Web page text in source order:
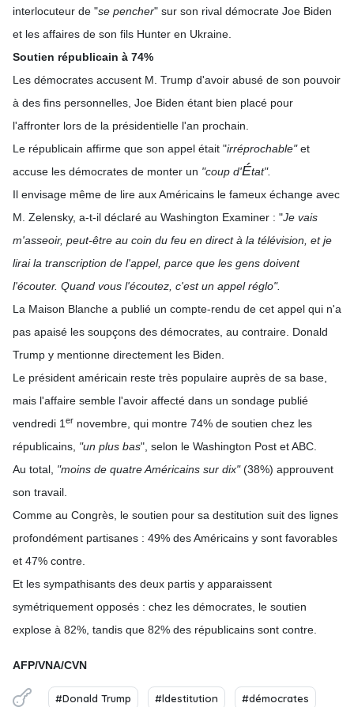
interlocuteur de "se pencher" sur son rival démocrate Joe Biden
et les affaires de son fils Hunter en Ukraine.
Soutien républicain à 74%
Les démocrates accusent M. Trump d'avoir abusé de son pouvoir
à des fins personnelles, Joe Biden étant bien placé pour
l'affronter lors de la présidentielle l'an prochain.
Le républicain affirme que son appel était "irréprochable"et
accuse les démocrates de monter un "coup d'État".
Il envisage même de lire aux Américains le fameux échange avec
M. Zelensky, a-t-il déclaré au Washington Examiner : "Je vais
m'asseoir, peut-être au coin du feu en direct à la télévision, et je
lirai la transcription de l'appel, parce que les gens doivent
l'écouter. Quand vous l'écoutez, c'est un appel réglo".
La Maison Blanche a publié un compte-rendu de cet appel qui n'a
pas apaisé les soupçons des démocrates, au contraire. Donald
Trump y mentionne directement les Biden.
Le président américain reste très populaire auprès de sa base,
mais l'affaire semble l'avoir affecté dans un sondage publié
vendredi 1 er novembre, qui montre 74% de soutien chez les
républicains, "un plus bas", selon le Washington Post et ABC.
Au total, "moins de quatre Américains sur dix"(38%) approuvent
son travail.
Comme au Congrès, le soutien pour sa destitution suit des lignes
profondément partisanes : 49% des Américains y sont favorables
et 47% contre.
Et les sympathisants des deux partis y apparaissent
symétriquement opposés : chez les démocrates, le soutien
explose à 82%, tandis que 82% des républicains sont contre.
AFP/VNA/CVN
#Donald Trump #ldestitution #démocrates